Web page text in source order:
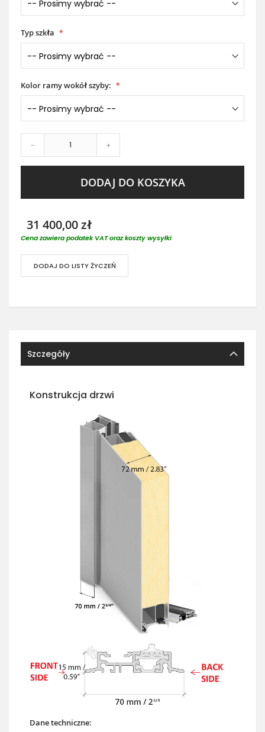
Typ szkła
Kolor ramy wokół szyby:
- +
DODAJ DO KOSZYKA
31 400,00 zł
Cena zawiera podatek VAT oraz koszty wysyłki
DODAJ DO LISTY ŻYCZEŃ
Szczegóły